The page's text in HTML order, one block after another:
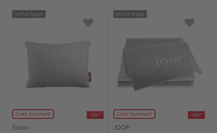
Code: Summer15 -15%**
noch 2 Tag(e)
Stoov
Code: Summer15 -15%**
noch 2 Tag(e)
JOOP!